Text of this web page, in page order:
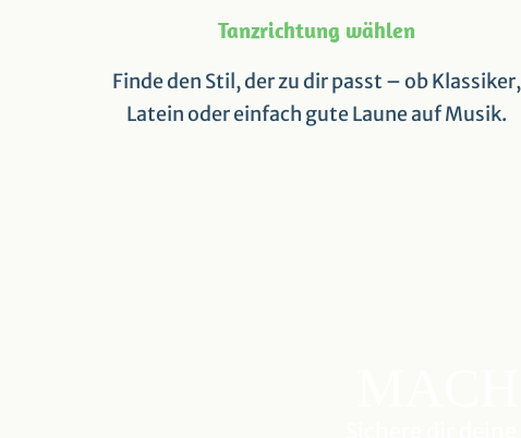
Tanzrichtung wählen
Finde den Stil, der zu dir passt – ob Klassiker,
Latein oder einfach gute Laune auf Musik.